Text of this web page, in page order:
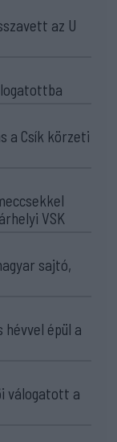
az U
a Csík körzeti
VSK
sajtó,
hévvel épül a
válogatott a